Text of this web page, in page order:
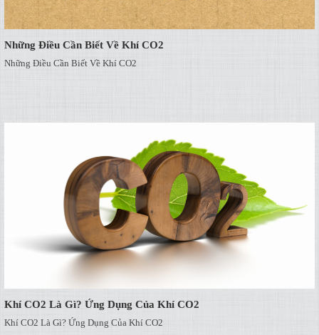
Những Điều Cần Biết Về Khí CO2
Những Điều Cần Biết Về Khí CO2
Khí CO2 Là Gì? Ứng Dụng Của Khí CO2
Khí CO2 Là Gì? Ứng Dụng Của Khí CO2